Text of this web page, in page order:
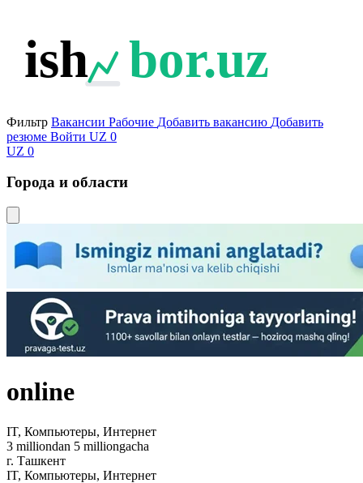
ish bor.uz
Фильтр Вакансии Рабочие Добавить вакансию Добавить
резюме Войти UZ 0
UZ 0
Города и области
online
IT, Компьютеры, Интернет
3 milliondan 5 milliongacha
г. Ташкент
IT, Компьютеры, Интернет